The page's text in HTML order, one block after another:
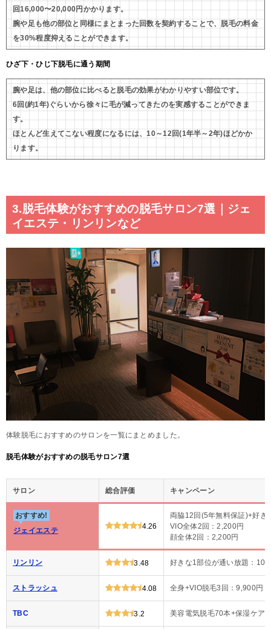
回16,000〜20,000円かかります。
腕や足も他の部位と同様にまとまった回数を契約することで、脱毛の料金
を30%程度抑えることができます。
ひざ下・ひじ下脱毛に通う期間
腕や足は、他の部位に比べると脱毛の効果がわかりやすい部位です。
6回(約1年)ぐらいから徐々に毛が減ってきたのを実感することができま
す。
ほとんど生えてこない程度になるには、10～12回(1年半～2年)ほどかか
ります。
3.脱毛体験がおすすめの脱毛サロン7選｜ジェ
イエステ・リンリンなど
体験脱毛におすすめのサロンを一覧にまとめました。
脱毛体験がおすすめの脱毛サロン7選
サロン 総合評価 キャンペーン
おすすめ!
ジェイエステ
4.26
両脇12回(5年無料保証)+好き
VIO全体2回：2,200円
顔全体2回：2,200円
リンリン 3.48 好きな1部位が通い放題：100
ストラッシュ 4.08 全身+VIO脱毛3回：9,900円
TBC 3.2 美容電気脱毛70本+保湿ケア